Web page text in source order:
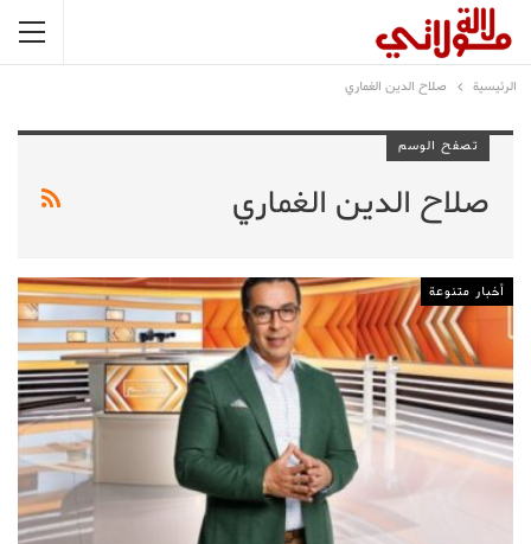
الرئيسية صلاح الدين الغماري
تصفح الوسم
صلاح الدين الغماري
أخبار متنوعة